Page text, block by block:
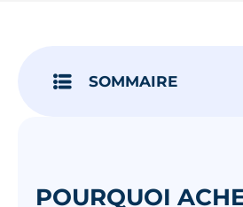
SOMMAIRE
POURQUOI